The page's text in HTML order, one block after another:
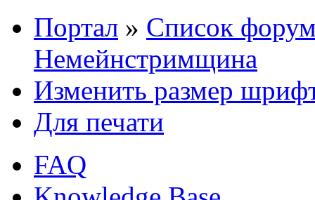
Портал » Список
Немейнстримщина
Изменить размер
Для печати
FAQ